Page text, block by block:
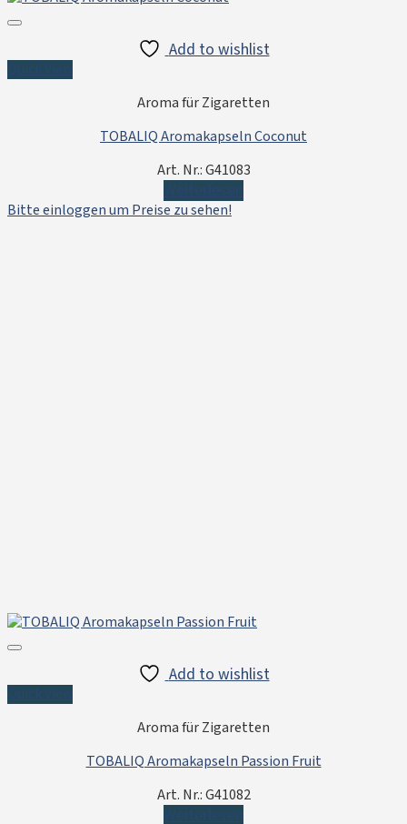
Add to wishlist
Aroma für Zigaretten
TOBALIQ Aromakapseln Coconut
Art. Nr.: G41083
Bitte einloggen um Preise zu sehen!
Add to wishlist
Aroma für Zigaretten
TOBALIQ Aromakapseln Passion Fruit
Art. Nr.: G41082